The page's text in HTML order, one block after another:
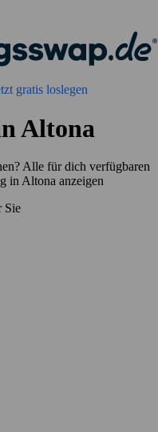
gratis loslegen
Altona
Alle für dich verfügbaren
in Altona anzeigen
Sie